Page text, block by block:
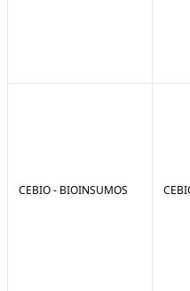
CEBIO - BIOINSUMOS